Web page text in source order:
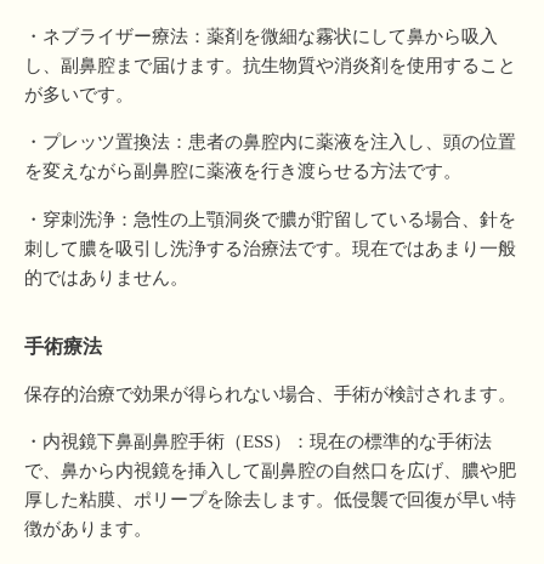
・ネブライザー療法：薬剤を微細な霧状にして鼻から吸入
し、副鼻腔まで届けます。抗生物質や消炎剤を使用すること
が多いです。
・プレッツ置換法：患者の鼻腔内に薬液を注入し、頭の位置
を変えながら副鼻腔に薬液を行き渡らせる方法です。
・穿刺洗浄：急性の上顎洞炎で膿が貯留している場合、針を
刺して膿を吸引し洗浄する治療法です。現在ではあまり一般
的ではありません。
手術療法
保存的治療で効果が得られない場合、手術が検討されます。
・内視鏡下鼻副鼻腔手術（ESS）：現在の標準的な手術法
で、鼻から内視鏡を挿入して副鼻腔の自然口を広げ、膿や肥
厚した粘膜、ポリープを除去します。低侵襲で回復が早い特
徴があります。